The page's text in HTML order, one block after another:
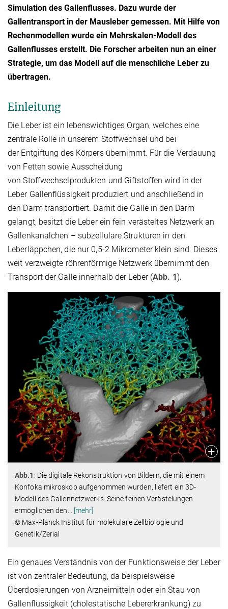
Simulation des Gallenflusses. Dazu wurde der
Gallentransport in der Mausleber gemessen. Mit Hilfe von
Rechenmodellen wurde ein Mehrskalen-Modell des
Gallenflusses erstellt. Die Forscher arbeiten nun an einer
Strategie, um das Modell auf die menschliche Leber zu
übertragen.
Einleitung
Die Leber ist ein lebenswichtiges Organ, welches eine
zentrale Rolle in unserem Stoffwechsel und bei
der Entgiftung des Körpers übernimmt. Für die Verdauung
von Fetten sowie Ausscheidung
von Stoffwechselprodukten und Giftstoffen wird in der
Leber Gallenflüssigkeit produziert und anschließend in
den Darm transportiert. Damit die Galle in den Darm
gelangt, besitzt die Leber ein fein verästeltes Netzwerk an
Gallenkanälchen – subzelluläre Strukturen in den
Leberläppchen, die nur 0,5-2 Mikrometer klein sind. Dieses
weit verzweigte röhrenförmige Netzwerk übernimmt den
Transport der Galle innerhalb der Leber (Abb. 1 ).
Abb.1 : Die digitale Rekonstruktion von Bildern, die mit einem
Konfokalmikroskop aufgenommen wurden, liefert ein 3D-
Modell des Gallennetzwerks. Seine feinen Verästelungen
ermöglichen den
[mehr]
© Max-Planck Institut für molekulare Zellbiologie und
Genetik/Zerial
Ein genaues Verständnis von der Funktionsweise der Leber
ist von zentraler Bedeutung, da beispielsweise
Überdosierungen von Arzneimitteln oder ein Stau von
Gallenflüssigkeit (cholestatische Lebererkrankung) zu